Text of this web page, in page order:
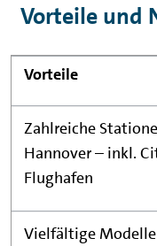
Vorteile und
Vorteile
Zahlreiche
Hannover – inkl.
Flughafen
Vielfältige